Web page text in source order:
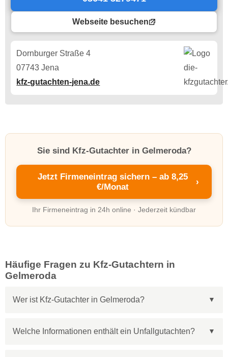
Webseite besuchen
Dornburger Straße 4
07743 Jena
kfz-gutachten-jena.de
Sie sind Kfz-Gutachter in Gelmeroda?
Jetzt Firmeneintrag sichern – ab 8,25
€/Monat
›
Ihr Firmeneintrag in 24h online · Jederzeit kündbar
Häufige Fragen zu Kfz-Gutachtern in
Gelmeroda
Wer ist Kfz-Gutachter in Gelmeroda?
Welche Informationen enthält ein Unfallgutachten?